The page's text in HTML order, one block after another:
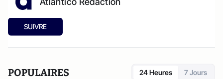
SUIVRE
POPULAIRES 24 Heures 7 Jours